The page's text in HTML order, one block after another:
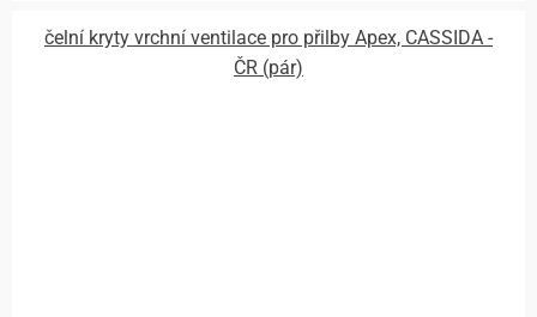
čelní kryty vrchní ventilace pro přilby Apex, CASSIDA -
ČR (pár)